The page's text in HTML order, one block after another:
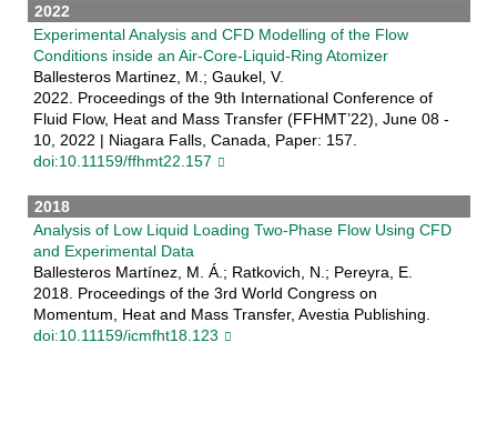
2022
Experimental Analysis and CFD Modelling of the Flow
Conditions inside an Air-Core-Liquid-Ring Atomizer
Ballesteros Martinez, M.; Gaukel, V.
2022. Proceedings of the 9th International Conference of
Fluid Flow, Heat and Mass Transfer (FFHMT’22), June 08 -
10, 2022 | Niagara Falls, Canada, Paper: 157.
doi:10.11159/ffhmt22.157
2018
Analysis of Low Liquid Loading Two-Phase Flow Using CFD
and Experimental Data
Ballesteros Martínez, M. Á.; Ratkovich, N.; Pereyra, E.
2018. Proceedings of the 3rd World Congress on
Momentum, Heat and Mass Transfer, Avestia Publishing.
doi:10.11159/icmfht18.123